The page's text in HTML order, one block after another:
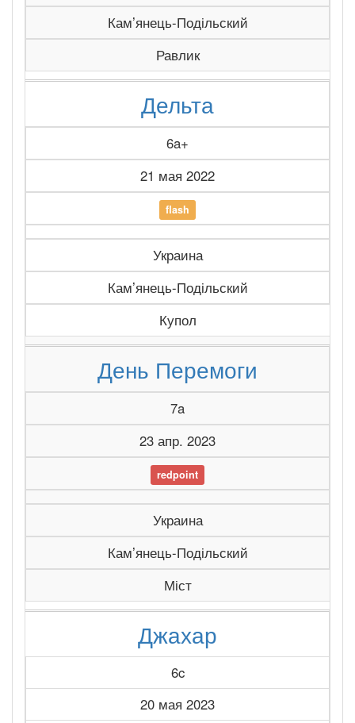
Камʼянець-Подільский
Равлик
Дельта
6a+
21 мая 2022
flash
Украина
Камʼянець-Подільский
Купол
День Перемоги
7a
23 апр. 2023
redpoint
Украина
Камʼянець-Подільский
Міст
Джахар
6c
20 мая 2023